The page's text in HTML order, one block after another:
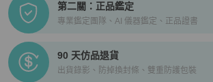
第二關：正品鑑定
專業鑑定團隊、AI 儀器鑑定、正品證書
90 天仿品退貨
出貨錄影、防掉換封條、雙重防護包裝